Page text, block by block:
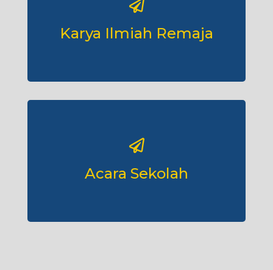
Karya Ilmiah Remaja
Acara Sekolah